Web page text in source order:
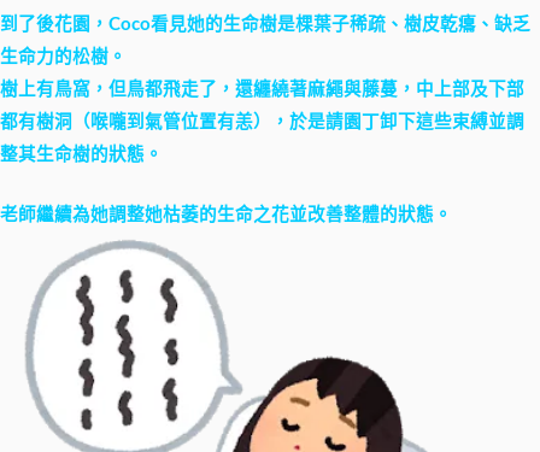
到了後花園，Coco看見她的生命樹是棵葉子稀疏、樹皮乾癟、缺乏
生命力的松樹。
樹上有鳥窩，但鳥都飛走了，還纏繞著麻繩與藤蔓，中上部及下部
都有樹洞（喉嚨到氣管位置有恙），於是請園丁卸下這些束縛並調
整其生命樹的狀態。
老師繼續為她調整她枯萎的生命之花並改善整體的狀態。